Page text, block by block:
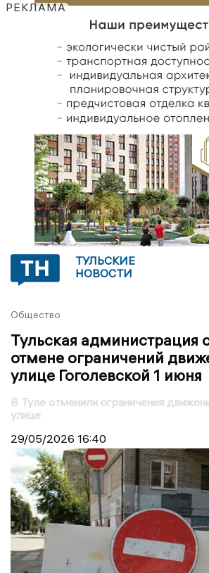
РЕКЛАМА
ТУЛЬСКИЕ
НОВОСТИ
Общество
Тульская администрация
отмене ограничений
улице Гоголевской 1 июня
В Туле отменили ограничения
улице
29/05/2026 16:40